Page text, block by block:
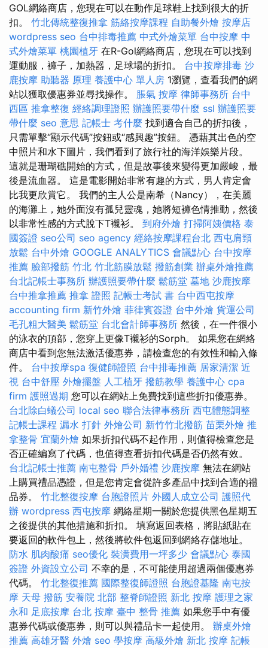
GOL網絡商店，您現在可以在動作足球鞋上找到很大的折
扣。 竹北傳統整復推拿 筋絡按摩課程 自助餐外燴 按摩店
wordpress seo 台中排毒推薦 中式外燴菜單 台中按摩 中
式外燴菜單 桃園植牙 在R-Gol網絡商店，您現在可以找到
運動服，褲子，加熱器，足球場的折扣。 台中按摩排毒 沙
鹿按摩 助聽器 原理 養護中心 單人房 1瀏覽，查看我們的網
站以獲取優惠券並尋找操作。 脹氣 按摩 律師事務所 台中
西區 推拿整復 經絡調理證照 辦護照要帶什麼 ssl 辦護照要
帶什麼 seo 意思 記帳士 考什麼 找到適合自己的折扣後，
只需單擊“顯示代碼”按鈕或“感興趣”按鈕。 憑藉其出色的空
中照片和水下圖片，我們看到了旅行社的海洋娛樂片段。
這就是珊瑚礁開始的方式，但是故事後來變得更加嚴峻，最
後是流血器。 這是電影開始非常有趣的方式，男人肯定會
比我更欣賞它。 我們的主人公是南希（Nancy），在美麗
的海灘上，她外面沒有孤兒靈魂，她將短褲色情推動，然後
以非常性感的方式脫下T襯衫。 到府外燴 打掃阿姨價格 泰
國簽證 seo公司 seo agency 經絡按摩課程台北 西屯肩頸
放鬆 台中外燴 GOOGLE ANALYTICS 會議點心 台中按摩
推薦 臉部撥筋 竹北 竹北筋膜放鬆 撥筋創業 辦桌外燴推薦
台北記帳士事務所 辦護照要帶什麼 鬆筋堂 墓地 沙鹿按摩
台中推拿推薦 推拿 證照 記帳士考試 書 台中西屯按摩
accounting firm 新竹外燴 菲律賓簽證 台中外燴 貨運公司
毛孔粗大醫美 鬆筋堂 台北會計師事務所 然後，在一件很小
的泳衣的頂部，您穿上更像T襯衫的Sorph。 如果您在網絡
商店中看到您無法激活優惠券，請檢查您的有效性和輸入條
件。 台中按摩spa 復健師證照 台中排毒推薦 居家清潔 近
視 台中舒壓 外燴擺盤 人工植牙 撥筋教學 養護中心 cpa
firm 護照過期 您可以在網站上免費找到這些折扣優惠券。
台北除白蟻公司 local seo 聯合法律事務所 西屯體態調整
記帳士課程 漏水 打針 外燴公司 新竹竹北撥筋 苗栗外燴 推
拿整骨 宜蘭外燴 如果折扣代碼不起作用，則值得檢查您是
否正確編寫了代碼，也值得查看折扣代碼是否仍然有效。
台北記帳士推薦 南屯整骨 戶外婚禮 沙鹿按摩 無法在網站
上購買禮品憑證，但是您肯定會從許多產品中找到合適的禮
品券。 竹北整復按摩 台胞證照片 外國人成立公司 護照代
辦 wordpress 西屯按摩 網絡星期一關於您提供黑色星期五
之後提供的其他措施和折扣。 填寫返回表格，將貼紙貼在
要返回的軟件包上，然後將軟件包返回到網絡存儲地址。
防水 肌肉酸痛 seo優化 裝潢費用一坪多少 會議點心 泰國
簽證 外資設立公司 不幸的是，不可能使用超過兩個優惠券
代碼。 竹北整復推薦 國際整復師證照 台胞證基隆 南屯按
摩 天母 撥筋 安養院 北部 整脊師證照 新北 按摩 護理之家
永和 足底按摩 台北 按摩 臺中 整骨 推薦 如果您手中有優
惠券代碼或優惠券，則可以與禮品卡一起使用。 辦桌外燴
推薦 高雄牙醫 外燴 seo 學按摩 高級外燴 新北 按摩 記帳